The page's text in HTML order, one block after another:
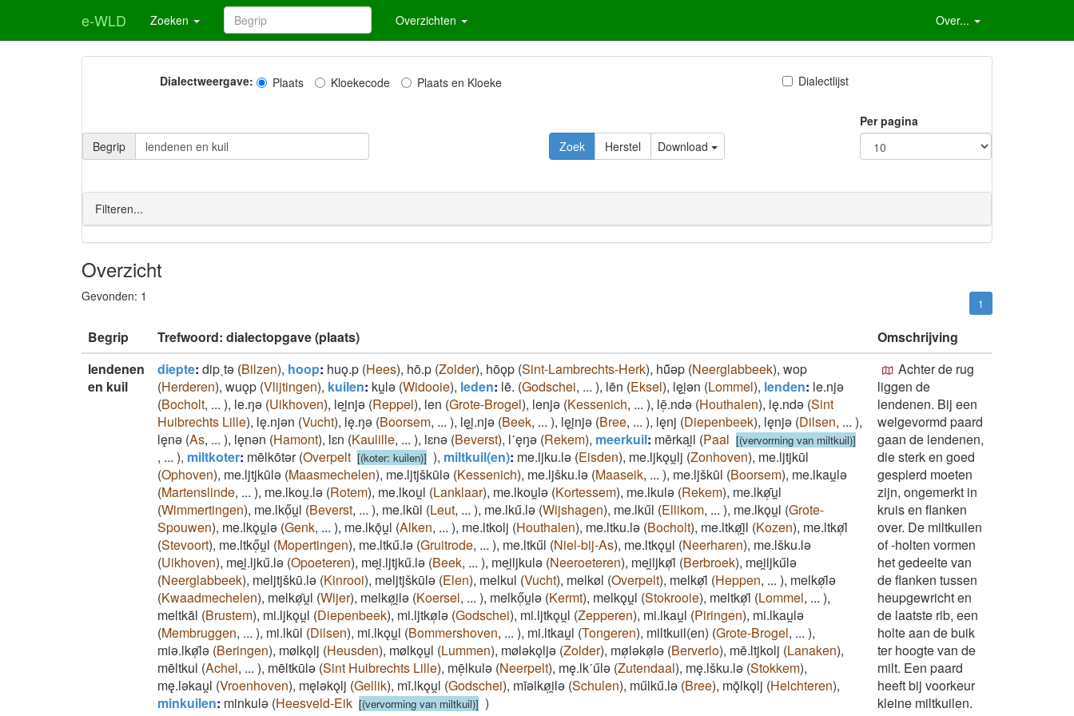
e-WLD Zoeken Overzichten Over...
Dialectweergave: Plaats Kloekecode Plaats en Kloeke Dialectlijst
Begrip Zoek Herstel Download
Per pagina
Filteren...
Overzicht
Gevonden: 1 1
Begrip Trefwoord: dialectopgave (plaats)
Omschrijving
lendenen
en kuil
diepte: dip˱tǝ (Bilzen), hoop: huǫ.p (Hees), hō.p (Zolder), hōǫp (Sint-Lambrechts-Herk), hű̄ǝp (Neerglabbeek), wop
(Herderen), wuǫp (Vlijtingen), kuilen: ku̯lǝ (Widooie), leden: lē. (Godschei, ... ), lēn (Eksel), lęi̯ǝn (Lommel), lenden: le.njǝ
(Bocholt, ... ), le.ŋǝ (Uikhoven), lei̯njǝ (Reppel), len (Grote-Brogel), lenjǝ (Kessenich, ... ), lē̜.ndǝ (Houthalen), lę.ndǝ (Sint
Huibrechts Lille), lę.njǝn (Vucht), lę.ŋǝ (Boorsem, ... ), lęi̯.njǝ (Beek, ... ), lęi̯njǝ (Bree, ... ), lęnj (Diepenbeek), lęnjǝ (Dilsen, ... ),
lęnǝ (As, ... ), lęnǝn (Hamont), lɛn (Kaulille, ... ), lɛnǝ (Beverst), l˙ęŋǝ (Rekem), meerkuil: mērkai̯l (Paal [(vervorming van miltkuil)]
, ... ), miltkoter: mēlkōtǝr(Overpelt [(koter: kuilen)] ), miltkuil(en): me.ljku.lǝ (Eisden), me.ljkǫu̯lj (Zonhoven), me.ljtjkūl
(Ophoven), me.ljtjkūlǝ (Maasmechelen), me.ljtjškūlǝ (Kessenich), me.ljšku.lǝ (Maaseik, ... ), me.ljškūl (Boorsem), me.lkau̯lǝ
(Martenslinde, ... ), me.lkou̯.lǝ (Rotem), me.lkou̯l (Lanklaar), me.lkou̯lǝ (Kortessem), me.lkulǝ (Rekem), me.lkø̜̄u̯l
(Wimmertingen), me.lkő̜u̯l (Beverst, ... ), me.lkūl (Leut, ... ), me.lkű.lǝ (Wijshagen), me.lkűl (Ellikom, ... ), me.lkǫu̯l (Grote-
Spouwen), me.lkǫu̯lǝ (Genk, ... ), me.lkǭu̯l (Alken, ... ), me.ltkolj (Houthalen), me.ltku.lǝ (Bocholt), me.ltkø̜̄i̯l (Kozen), me.ltkø̜̄l
(Stevoort), me.ltkő̜u̯l (Mopertingen), me.ltkű.lǝ (Gruitrode, ... ), me.ltkűl (Niel-bij-As), me.ltkǫu̯l (Neerharen), me.lšku.lǝ
(Uikhoven), mei̯.ljkű.lǝ (Opoeteren), mei̯.ljtjkű.lǝ (Beek, ... ), mei̯ljkulǝ (Neeroeteren), mei̯ljkø̜̄l (Berbroek), mei̯ljkűlǝ
(Neerglabbeek), meljtjškū.lǝ (Kinrooi), meljtjškūlǝ (Elen), melkul (Vucht), melkøl (Overpelt), melkø̜̄l (Heppen, ... ), melkø̜̄lǝ
(Kwaadmechelen), melkø̜̄u̯l (Wijer), melkø̜i̯lǝ (Koersel, ... ), melkő̜u̯lǝ (Kermt), melkǫu̯l (Stokrooie), meltkø̜̄l (Lommel, ... ),
meltkāl (Brustem), mi.ljkǫu̯l (Diepenbeek), mi.ljtkø̜lǝ (Godschei), mi.ljtkǫu̯l (Zepperen), mi.lkau̯l (Piringen), mi.lkau̯lǝ
(Membruggen, ... ), mi.lkūl (Dilsen), mi.lkǫu̯l (Bommershoven, ... ), mi.ltkau̯l (Tongeren), miltkuil(en) (Grote-Brogel, ... ),
miǝ.lkø̜̄lǝ (Beringen), mølkǫlj (Heusden), mølkǫu̯l (Lummen), mølǝkǫljǝ (Zolder), mø̜lǝkø̜lǝ (Berverlo), mē.ltjkolj (Lanaken),
mēltkul (Achel, ... ), mēltkūlǝ (Sint Huibrechts Lille), mē̜lkulǝ (Neerpelt), mę.lk˙űlǝ (Zutendaal), mę.lšku.lǝ (Stokkem),
mę.lǝkau̯l (Vroenhoven), męlǝkǫlj (Gellik), mī.lkǫu̯l (Godschei), mīǝlkø̜i̯lǝ (Schulen), műlkű.lǝ (Bree), mǭlkǫlj (Helchteren),
minkuilen: minkulǝ (Heesveld-Eik [(vervorming van miltkuil)] )
Achter de rug
liggen de
lendenen. Bij een
welgevormd paard
gaan de lendenen,
die sterk en goed
gespierd moeten
zijn, ongemerkt in
kruis en flanken
over. De miltkuilen
of -holten vormen
het gedeelte van
de flanken tussen
heupgewricht en
de laatste rib, een
holte aan de buik
ter hoogte van de
milt. Een paard
heeft bij voorkeur
kleine miltkuilen.